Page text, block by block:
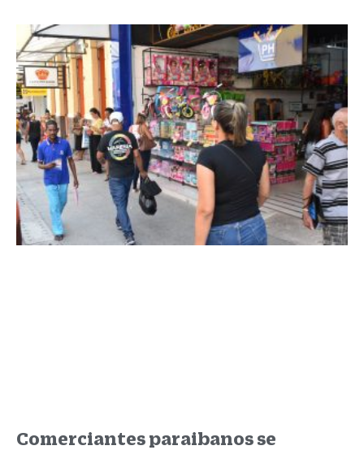
Comerciantes paraibanos se